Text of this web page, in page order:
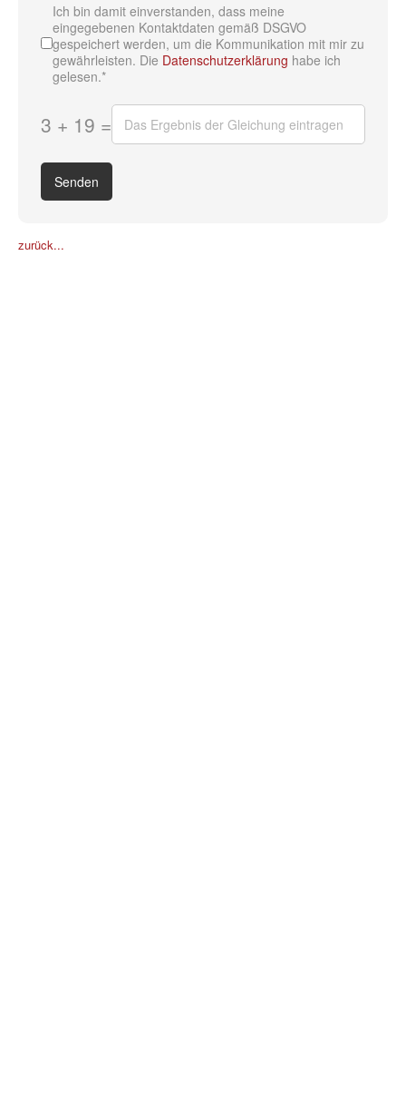
Ich bin damit einverstanden, dass meine
eingegebenen Kontaktdaten gemäß DSGVO
gespeichert werden, um die Kommunikation mit mir zu
gewährleisten. Die Datenschutzerklärung habe ich
gelesen.*
3 + 19 =
Senden
zurück...